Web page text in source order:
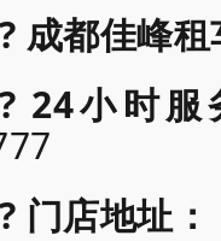
成都佳峰
24小时
门店地址：